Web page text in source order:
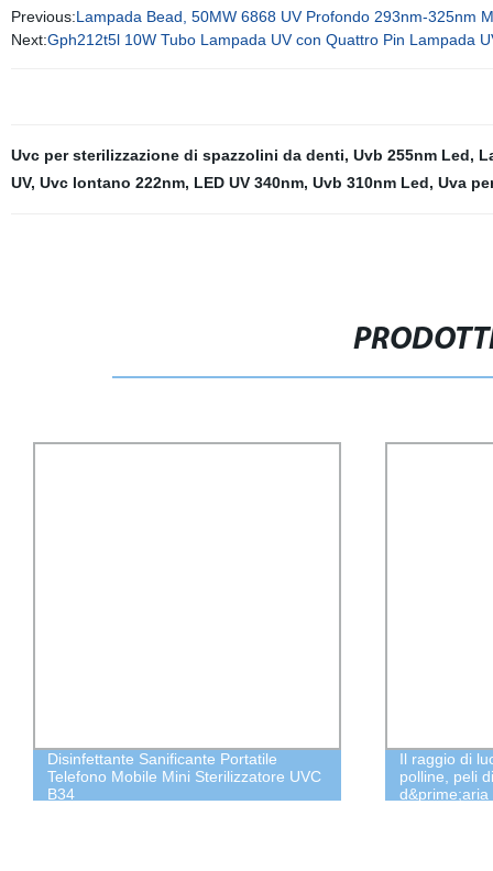
Previous:Lampada Bead, 50MW 6868 UV Profondo 293nm-325nm
Next:Gph212t5l 10W Tubo Lampada UV con Quattro Pin Lampada
Uvc per sterilizzazione di spazzolini da denti, Uvb 255nm Led,
UV, Uvc lontano 222nm, LED UV 340nm, Uvb 310nm Led, Uva
Disinfettante Sanificante Portatile
Telefono Mobile Mini Sterilizzatore UVC
B34
Il raggio di
polline, peli
d&prime;aria